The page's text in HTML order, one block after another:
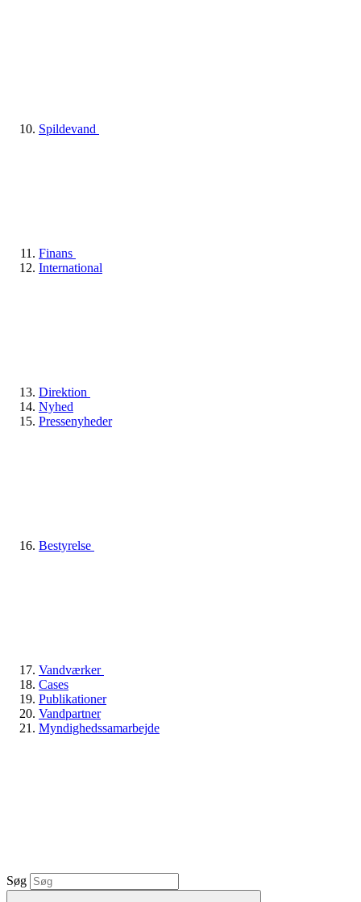
Spildevand
Finans
International
Direktion
Nyhed
Pressenyheder
Bestyrelse
Vandværker
Cases
Publikationer
Vandpartner
Myndighedssamarbejde
Søg